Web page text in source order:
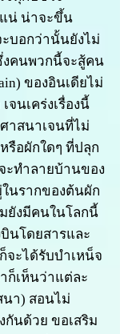
น่ น่าจะขึ้น
ะบอกว่านั้นยังไม่
งคนพวกนี้จะสู้คน
ของอินเดียไม่
จนเคร่งเรื่องนี้
าสนาเจนที่ไม่
รือผักใดๆ ที่ปลุก
ะทำลายบ้านของ
นรากของต้นผัก
ยังมีคนในโลกนี้
นโดยสารและ
จะได้รับบำเหน็จ
ก็เห็นว่าแต่ละ
นา) สอนไม่
นด้วย ขอเสริม